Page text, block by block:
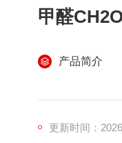
甲醛
产品简介
更新时间：